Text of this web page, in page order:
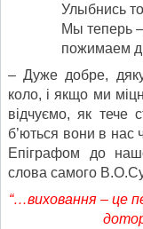
Улыбнись
Мы теперь
пожимаем
– Дуже добре,
коло, і якщо ми
відчуємо, як тече
б’ються вони в нас
Епіграфом до
слова самого
“…виховання – це